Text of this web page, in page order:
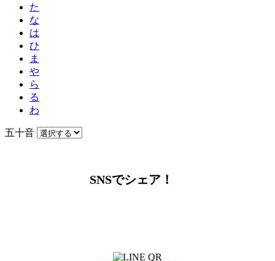
た
な
は
ひ
ま
や
ら
る
わ
五十音
SNSでシェア！